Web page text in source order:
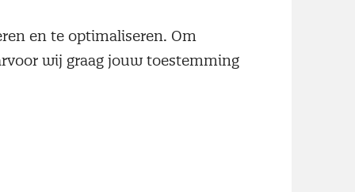
en te optimaliseren. Om
wij graag jouw toestemming